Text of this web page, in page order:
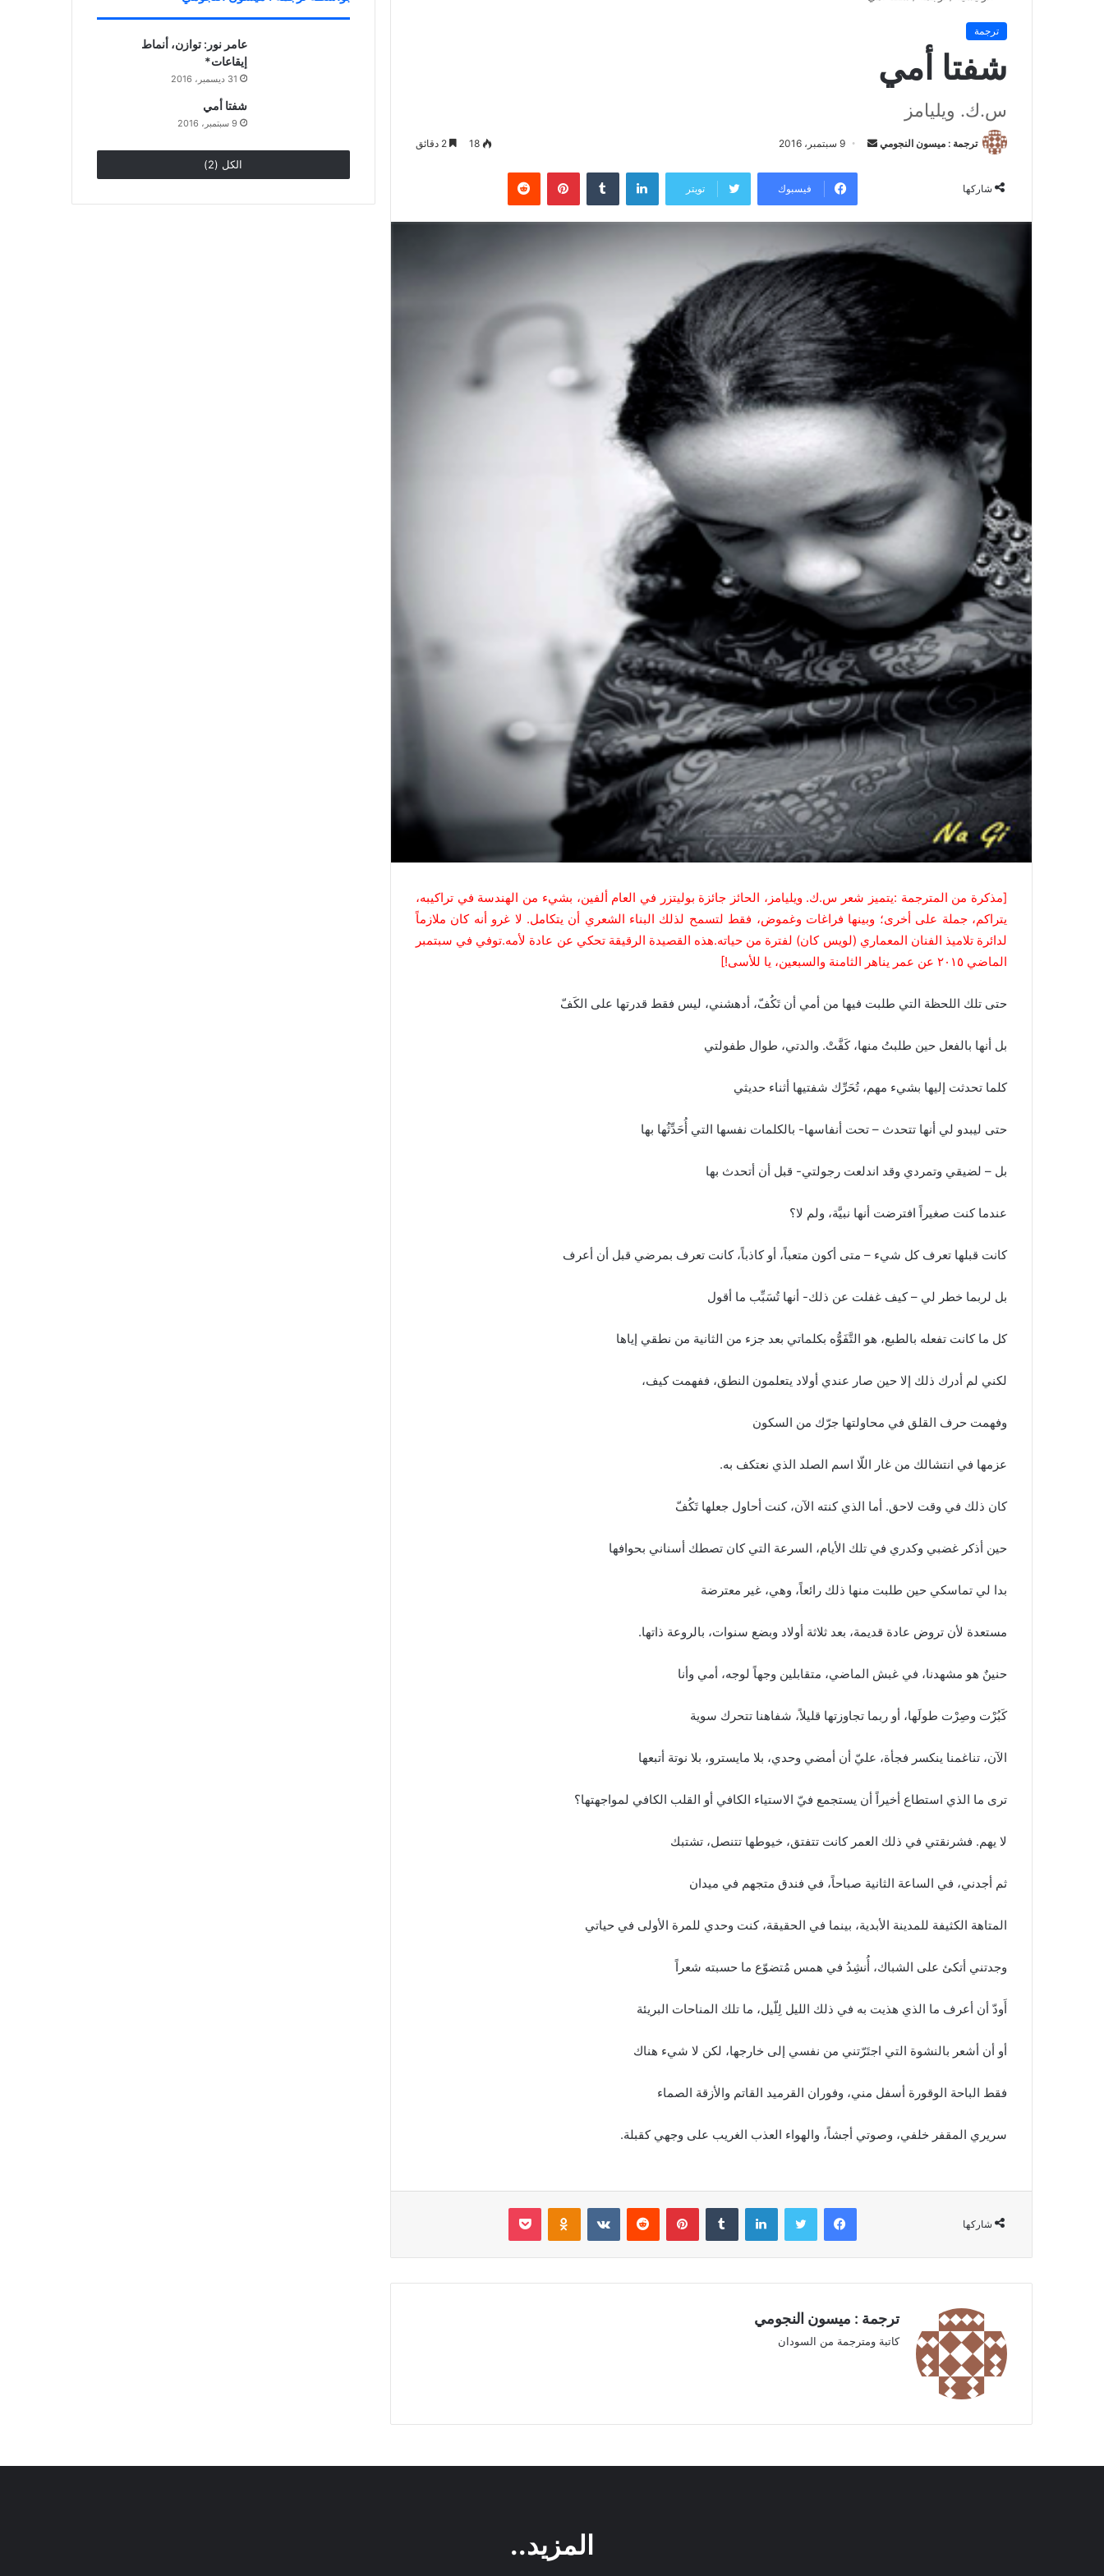
ترجمة
شفتا أمي
س.ك. ويليامز
ترجمة : ميسون النجومي
ب
ر
د
ر
و
9 سبتمبر، 2016 18
شاركها فيسبوك تويتر
لينكدإن بينتيريست
[مذكرة من المترجمة :يتميز شعر س.ك. ويليامز، الحائز جائزة بوليتزر في العام ألفين، بشيء من الهندسة في تراكيبه،
يتراكم، جملة على أخرى؛ وبينها فراغات وغموض، فقط لتسمح لذلك البناء الشعري أن يتكامل. لا غرو أنه كان ملازماً
لدائرة تلاميذ الفنان المعماري (لويس كان) لفترة من حياته.هذه القصيدة الرقيقة تحكي عن عادة لأمه.توفي في سبتمبر
الماضي ٢٠١٥ عن عمر يناهر الثامنة والسبعين، يا للأسى!]
حتى تلك اللحظة التي طلبت فيها من أمي أن تَكُفّ، أدهشني، ليس فقط قدرتها على الكَفّ
بل أنها بالفعل حين طلبتُ منها، كَفَّتْ. والدتي، طوال طفولتي
كلما تحدثت إليها بشيء مهم، تُحَرِّك شفتيها أثناء حديثي
حتى ليبدو لي أنها تتحدث – تحت أنفاسها- بالكلمات نفسها التي أُحَدِّثُها بها
بل – لضيقي وتمردي وقد اندلعت رجولتي- قبل أن أتحدث بها
عندما كنت صغيراً افترضت أنها نبيَّة، ولم لا؟
كانت قبلها تعرف كل شيء – متى أكون متعباً، أو كاذباً، كانت تعرف بمرضي قبل أن أعرف
بل لربما خطر لي – كيف غفلت عن ذلك- أنها تُسَبِّب ما أقول
كل ما كانت تفعله بالطبع، هو التَّفَوُّه بكلماتي بعد جزء من الثانية من نطقي إياها
لكني لم أدرك ذلك إلا حين صار عندي أولاد يتعلمون النطق، ففهمت كيف،
وفهمت حرف القلق في محاولتها جرّك من السكون
عزمها في انتشالك من غار اللّا اسم الصلد الذي نعتكف به.
كان ذلك في وقت لاحق. أما الذي كنته الآن، كنت أحاول جعلها تَكُفّ
حين أذكر غضبي وكدري في تلك الأيام، السرعة التي كان تصطك أسناني بحوافها
بدا لي تماسكي حين طلبت منها ذلك رائعاً، وهي، غير معترضة
مستعدة لأن تروض عادة قديمة، بعد ثلاثة أولاد وبضع سنوات، بالروعة ذاتها.
حنينٌ هو مشهدنا، في غبش الماضي، متقابلين وجهاً لوجه، أمي وأنا
كَبُرْت وصِرْت طولَها، أو ربما تجاوزتها قليلاً، شفاهنا تتحرك سوية
الآن، تناغمنا ينكسر فجأة، عليّ أن أمضي وحدي، بلا مايسترو، بلا نوتة أتبعها
ترى ما الذي استطاع أخيراً أن يستجمع فيّ الاستياء الكافي أو القلب الكافي لمواجهتها؟
لا يهم. فشرنقتي في ذلك العمر كانت تتفتق، خيوطها تتنصل، تشتبك
ثم أجدني، في الساعة الثانية صباحاً، في فندق متجهم في ميدان
المتاهة الكثيفة للمدينة الأبدية، بينما في الحقيقة، كنت وحدي للمرة الأولى في حياتي
وجدتني أتكئ على الشباك، أُنشِدُ في همس مُتضوّع ما حسبته شعراً
أَودّ أن أعرف ما الذي هذيت به في ذلك الليل لِلّيل، ما تلك المناحات البريئة
أو أن أشعر بالنشوة التي اجتَرّتني من نفسي إلى خارجها، لكن لا شيء هناك
فقط الباحة الوقورة أسفل مني، وفوران القرميد القاتم والأزقة الصماء
سريري المقفر خلفي، وصوتي أجشاً، والهواء العذب الغريب على وجهي كقبلة.
شاركها
فيسبوك لينكدإن بينتيريست ‏VKontakte
ترجمة : ميسون النجومي
كاتبة ومترجمة من السودان
عامر نور: توازن، أنماط
إيقاعات*
31 ديسمبر، 2016
شفتا أمي
9 سبتمبر، 2016
الكل (2)
المزيد..